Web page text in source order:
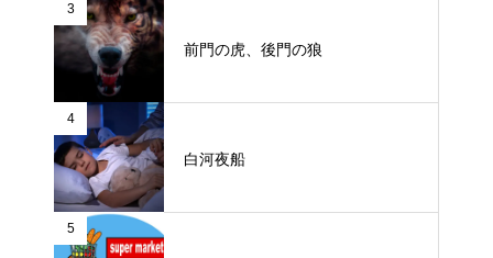
3
前門の虎、後門の狼
4
白河夜船
5